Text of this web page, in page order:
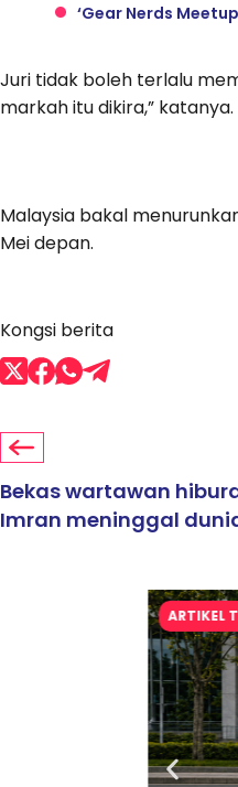
‘Gear Nerds
Juri tidak boleh terlalu
markah itu dikira,” katanya.
Malaysia bakal
Mei depan.
Kongsi berita
Bekas wartawan
Imran meninggal
ARTIKEL